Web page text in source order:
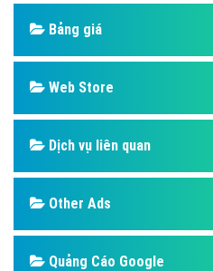
Bảng giá
Web Store
Dịch vụ liên quan
Other Ads
Quảng Cáo Google